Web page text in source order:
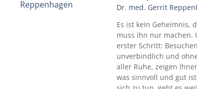
Dr. med. Gerrit
Es ist kein Geheimnis,
muss ihn nur machen.
erster Schritt:
unverbindlich und
aller Ruhe, zeigen
was sinnvoll und gut